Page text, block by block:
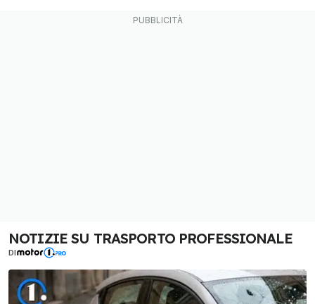
NOTIZIE SU TRASPORTO PROFESSIONALE
DI